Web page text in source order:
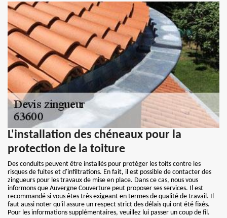
L'installation des chéneaux pour la
protection de la toiture
Des conduits peuvent être installés pour protéger les toits contre les
risques de fuites et d'infiltrations. En fait, il est possible de contacter des
zingueurs pour les travaux de mise en place. Dans ce cas, nous vous
informons que Auvergne Couverture peut proposer ses services. Il est
recommandé si vous êtes très exigeant en termes de qualité de travail. Il
faut aussi noter qu'il assure un respect strict des délais qui ont été fixés.
Pour les informations supplémentaires, veuillez lui passer un coup de fil.